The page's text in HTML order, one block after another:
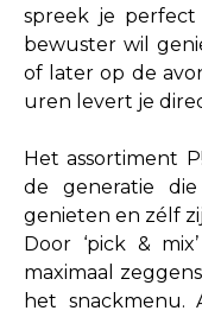
spreek je
bewuster wil
of later op de
uren levert je
Het assortiment
de generatie
genieten en zélf
Door ‘pick &
maximaal
het snackmenu.